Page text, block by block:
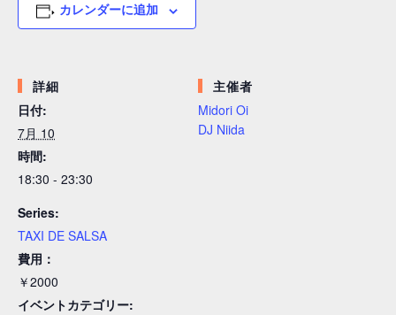
カレンダーに追加
詳細
日付:
7月 10
時間:
18:30 - 23:30
Series:
TAXI DE SALSA
費用：
￥2000
イベントカテゴリー:
主催者
Midori Oi
DJ Niida